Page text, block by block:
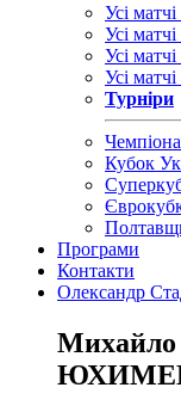
Усі
Усі
Усі
Усі
Турніри
Кубок
Програми
Контакти
Олександр
Михайло